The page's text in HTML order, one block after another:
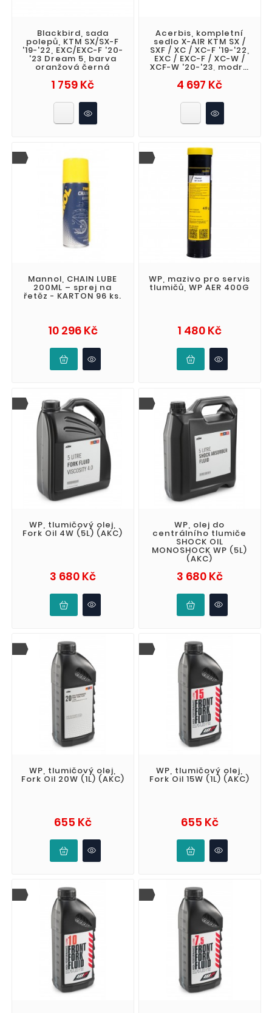
Blackbird, sada
polepů, KTM SX/SX-F
'19-'22, EXC/EXC-F '20-
'23 Dream 5, barva
oranžová černá
1 759 KčCena
Acerbis, kompletní
sedlo X-AIR KTM SX /
SXF / XC / XC-F '19-'22,
EXC / EXC-F / XC-W /
XCF-W '20-'23, modrá
4 697 KčCena
Mannol, CHAIN LUBE
200ML – sprej na
řetěz - KARTON 96 ks.
10 296 KčCena
WP, mazivo pro servis
tlumičů, WP AER 400G
1 480 KčCena
WP, tlumičový olej,
Fork Oil 4W (5L) (AKC)
3 680 KčCena
WP, olej do
centrálního tlumiče
SHOCK OIL
MONOSHOCK WP (5L)
(AKC)
3 680 KčCena
WP, tlumičový olej,
Fork Oil 20W (1L) (AKC)
655 KčCena
WP, tlumičový olej,
Fork Oil 15W (1L) (AKC)
655 KčCena